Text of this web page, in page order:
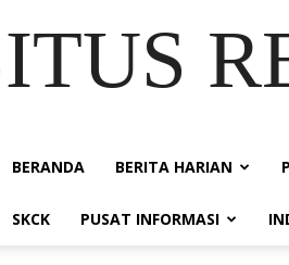
BERANDA BERITA HARIAN
SKCK PUSAT INFORMASI